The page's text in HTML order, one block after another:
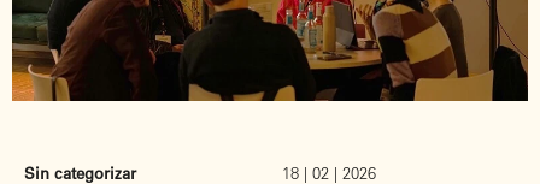
Sin categorizar 18 | 02 | 2026